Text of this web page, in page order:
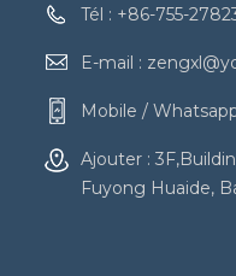
Tél : +86-755-
E-mail :
Mobile /
Ajouter :
Fuyong Huaide,